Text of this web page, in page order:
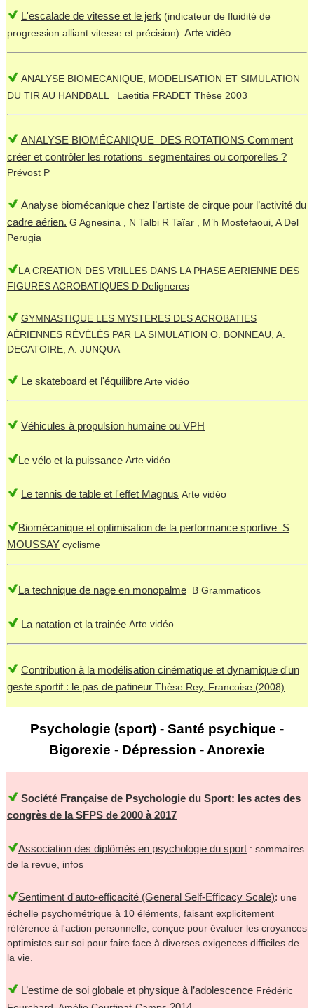
L'escalade de vitesse et le jerk (indicateur de fluidité de
progression alliant vitesse et précision). Arte vidéo
ANALYSE BIOMECANIQUE, MODELISATION ET SIMULATION
DU TIR AU HANDBALL Laetitia FRADET Thèse 2003
ANALYSE BIOMÉCANIQUE DES ROTATIONS Comment
créer et contrôler les rotations segmentaires ou corporelles ?
Prévost P
Analyse biomécanique chez l’artiste de cirque pour l’activité du
cadre aérien. G Agnesina , N Talbi R Taïar , M’h Mostefaoui, A Del
Perugia
LA CREATION DES VRILLES DANS LA PHASE AERIENNE DES
FIGURES ACROBATIQUES D Deligneres
GYMNASTIQUE LES MYSTERES DES ACROBATIES
AÉRIENNES RÉVÉLÉS PAR LA SIMULATION O. BONNEAU, A.
DECATOIRE, A. JUNQUA
Le skateboard et l'équilibreArte vidéo
Véhicules à propulsion humaine ou VPH
Le vélo et la puissance Arte vidéo
Le tennis de table et l'effet Magnus Arte vidéo
Biomécanique et optimisation de la performance sportive S
MOUSSAY cyclisme
La technique de nage en monopalme B Grammaticos
La natation et la trainée Arte vidéo
Contribution à la modélisation cinématique et dynamique d'un
geste sportif : le pas de patineur Thèse Rey, Francoise (2008)
Psychologie (sport) - Santé psychique -
Bigorexie - Dépression - Anorexie
Société Française de Psychologie du Sport: les actes des
congrès de la SFPS de 2000 à 2017
Association des diplômés en psychologie du sport : sommaires
de la revue, infos
Sentiment d'auto-efficacité (General Self-Efficacy Scale): une
échelle psychométrique à 10 éléments, faisant explicitement
référence à l'action personnelle, conçue pour évaluer les croyances
optimistes sur soi pour faire face à diverses exigences difficiles de
la vie.
L’estime de soi globale et physique à l’adolescence Frédéric